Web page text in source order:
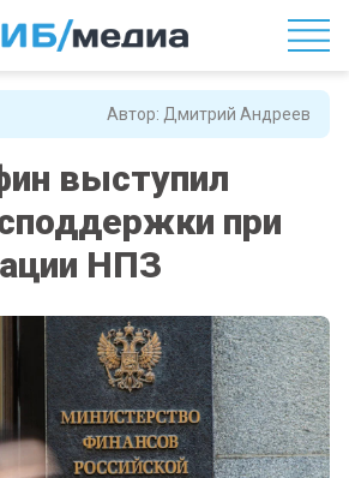
Автор: Дмитрий Андреев
выступил
при
НПЗ